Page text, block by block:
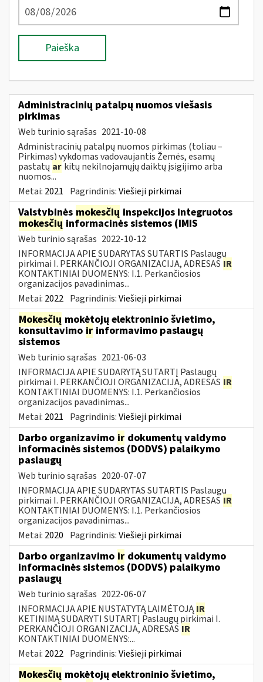
Paieška
Administracinių patalpų nuomos viešasis
pirkimas
Web turinio sąrašas 2021-10-08
Administracinių patalpų nuomos pirkimas (toliau –
Pirkimas) vykdomas vadovaujantis Žemės, esamų
pastatų ar kitų nekilnojamųjų daiktų įsigijimo arba
nuomos...
Metai: 2021 Pagrindinis:Viešieji pirkimai
Valstybinės mokesčių inspekcijos integruotos
mokesčių informacinės sistemos (IMIS
Web turinio sąrašas 2022-10-12
INFORMACIJA APIE SUDARYTAS SUTARTIS Paslaugų
pirkimai I. PERKANČIOJI ORGANIZACIJA, ADRESAS IR
KONTAKTINIAI DUOMENYS: I.1. Perkančiosios
organizacijos pavadinimas...
Metai: 2022 Pagrindinis:Viešieji pirkimai
Mokesčių mokėtojų elektroninio švietimo,
konsultavimo ir informavimo paslaugų
sistemos
Web turinio sąrašas 2021-06-03
INFORMACIJA APIE SUDARYTĄ SUTARTĮ Paslaugų
pirkimai I. PERKANČIOJI ORGANIZACIJA, ADRESAS IR
KONTAKTINIAI DUOMENYS: I.1. Perkančiosios
organizacijos pavadinimas...
Metai: 2021 Pagrindinis:Viešieji pirkimai
Darbo organizavimo ir dokumentų valdymo
informacinės sistemos (DODVS) palaikymo
paslaugų
Web turinio sąrašas 2020-07-07
INFORMACIJA APIE SUDARYTAS SUTARTIS Paslaugų
pirkimai I. PERKANČIOJI ORGANIZACIJA, ADRESAS IR
KONTAKTINIAI DUOMENYS: I.1. Perkančiosios
organizacijos pavadinimas...
Metai: 2020 Pagrindinis:Viešieji pirkimai
Darbo organizavimo ir dokumentų valdymo
informacinės sistemos (DODVS) palaikymo
paslaugų
Web turinio sąrašas 2022-06-07
INFORMACIJA APIE NUSTATYTĄ LAIMĖTOJĄIR
KETINIMĄ SUDARYTI SUTARTĮ Paslaugų pirkimai I.
PERKANČIOJI ORGANIZACIJA, ADRESAS IR
KONTAKTINIAI DUOMENYS:...
Metai: 2022 Pagrindinis:Viešieji pirkimai
Mokesčių mokėtojų elektroninio švietimo,